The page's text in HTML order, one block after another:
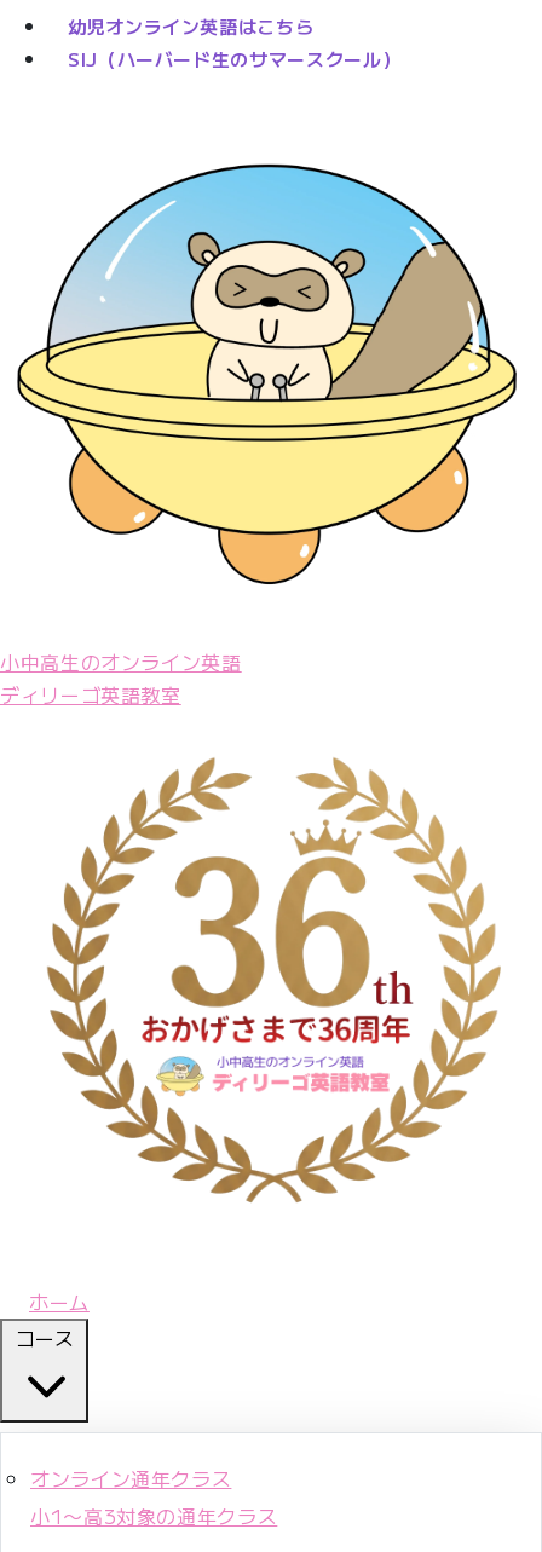
幼児オンライン英語はこちら
SIJ（ハーバード生のサマースクール）
小中高生のオンライン英語
ディリーゴ英語教室
ホーム
コース
オンライン通年クラス
小1〜高3対象の通年クラス